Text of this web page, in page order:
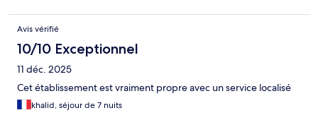
Avis vérifié
10/10 Exceptionnel
11 déc. 2025
Cet établissement est vraiment propre avec un service localisé
khalid, séjour de 7 nuits